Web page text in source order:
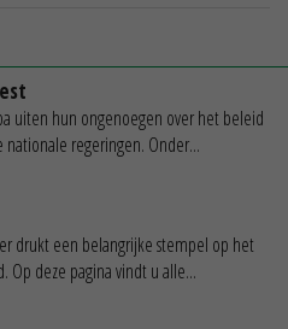
uiten hun ongenoegen over het beleid
nationale regeringen. Onder...
drukt een belangrijke stempel op het
Op deze pagina vindt u alle...